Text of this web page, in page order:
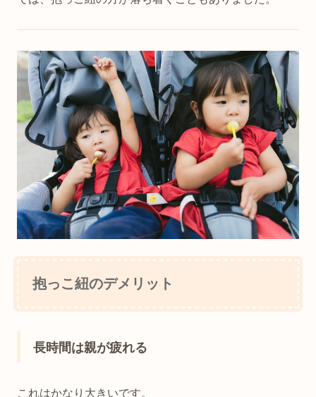
抱っこ紐のデメリット
長時間は親が疲れる
これはかなり大きいです。